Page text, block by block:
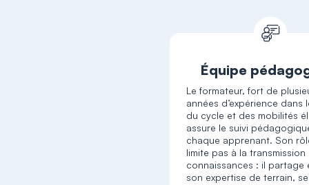
Équipe
Le formateur, fort de
années d’expérience dans
du cycle et des mobilités
assure le suivi
chaque apprenant. Son
limite pas à la transmission
connaissances : il partage
son expertise de terrain,